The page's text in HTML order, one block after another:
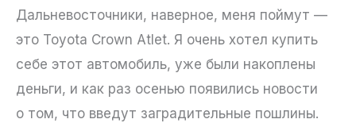
Дальневосточники, наверное, меня поймут —
это Toyota Crown Atlet. Я очень хотел купить
себе этот автомобиль, уже были накоплены
деньги, и как раз осенью появились новости
о том, что введут заградительные пошлины.